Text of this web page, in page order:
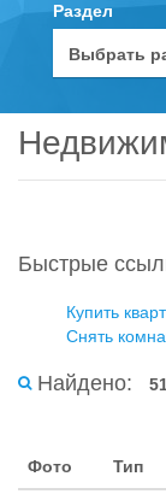
Раздел
Быстрые
Купить
Снять
Найдено:
Фото Тип